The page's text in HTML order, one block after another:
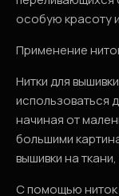
особую красоту
Применение
Нитки для
использоваться
начиная от
большими
вышивки на
С помощью ниток